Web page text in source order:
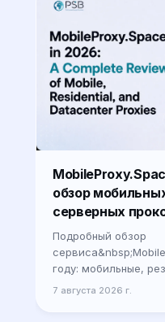
обзор
серверных
Подробный обзор
году: мобильные,
прокси, тарифы,
7 августа 2026 г.